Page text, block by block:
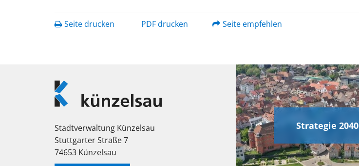
Seite drucken PDF drucken Seite empfehlen
Logo
Künzelsau
Stadtverwaltung Künzelsau
Stuttgarter Straße 7
74653 Künzelsau
Strategie 2040